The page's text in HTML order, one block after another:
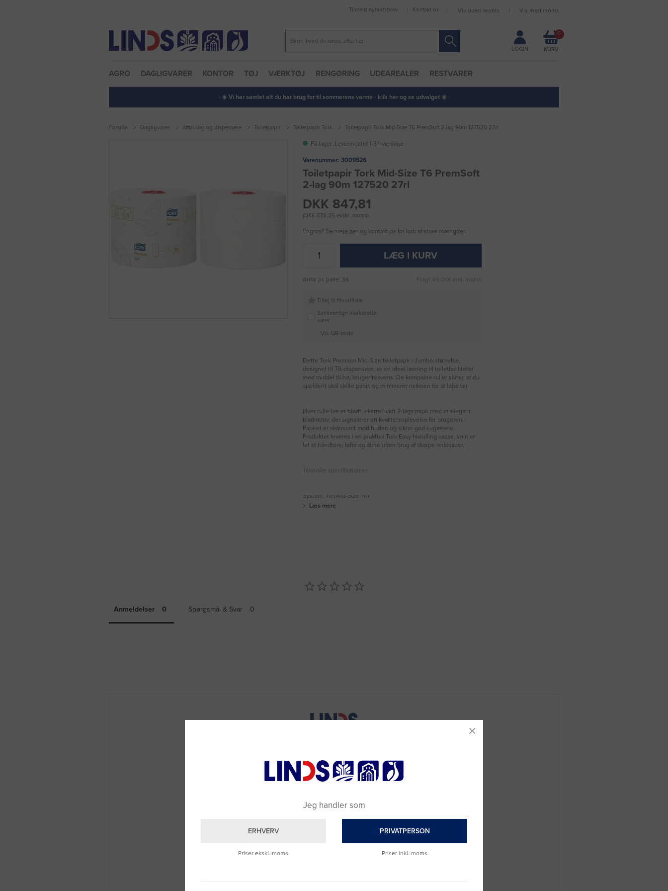
Forbliv logget ind
Tilmeld nyhedsbrev Kontakt os Vis uden moms Vis med moms
LOGIN
0
AGRO DAGLIGVARER KONTOR TØJ VÆRKTØJ RENGØRING UDEAREALER RESTVARER
· ☀️ Vi har samlet alt du har brug for til sommerens varme - klik her og se udvalget ☀️ ·
Forside Dagligvarer Aftørring og dispensere Toiletpapir Toiletpapir Tork Toiletpapir Tork Mid-Size T6 PremSoft 2-lag 90m 127520 27rl
På lager. Leveringstid 1-3 hverdage
Varenummer: 3009526
Toiletpapir Tork Mid-Size T6 PremSoft
2-lag 90m 127520 27rl
DKK 847,81
(DKK 678,25 ekskl. moms)
Engros? Se mere her og kontakt os for køb af store mængder.
LÆG I KURV
Antal pr. palle: 36 Fragt 49 DKK inkl. moms
Tilføj til favoritliste
Sammenlign markerede
varer
Vis QR-kode
Dette Tork Premium Mid-Size toiletpapir i Jumbo-størrelse,
designet til T6-dispensere, er en ideel løsning til toiletfaciliteter
med middel til høj brugerfrekvens. De kompakte ruller sikrer, at du
sjældent skal skifte papir, og minimerer risikoen for at løbe tør.
Hver rulle har et blødt, ekstra hvidt 2-lags papir med et elegant
bladmotiv, der signalerer en kvalitetsoplevelse for brugeren.
Papiret er skånsomt mod huden og sikrer god sugeevne.
Produktet leveres i en praktisk Tork Easy Handling kasse, som er
let at håndtere, løfte og åbne uden brug af skarpe redskaber.
Tekniske specifikationer:
System: T6 (Mid-Size Twi
Læs mere
Anmeldelser Spørgsmål & Svar
Jeg handler som
ERHVERV
Priser ekskl. moms
PRIVATPERSON
Priser inkl. moms